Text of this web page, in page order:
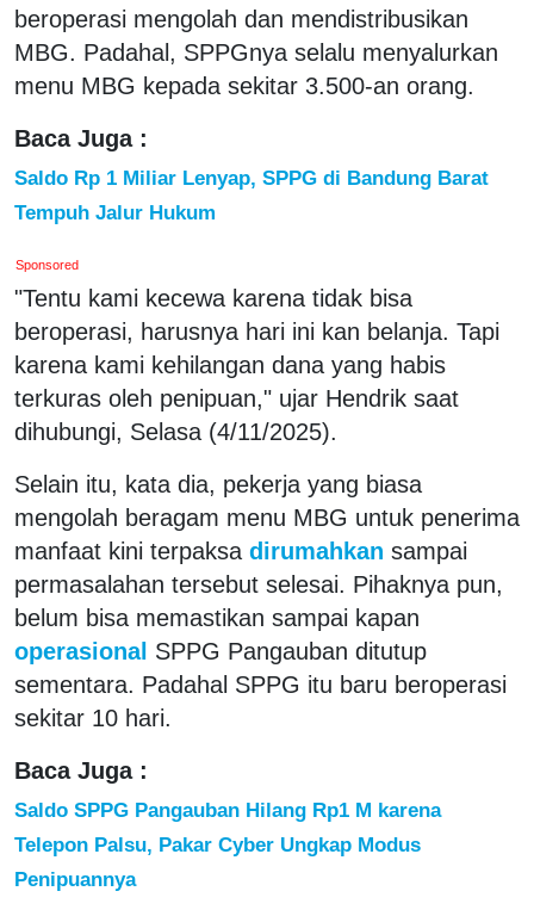
beroperasi mengolah dan mendistribusikan
MBG. Padahal, SPPGnya selalu menyalurkan
menu MBG kepada sekitar 3.500-an orang.
Baca Juga :
Saldo Rp 1 Miliar Lenyap, SPPG di Bandung Barat
Tempuh Jalur Hukum
Sponsored
"Tentu kami kecewa karena tidak bisa
beroperasi, harusnya hari ini kan belanja. Tapi
karena kami kehilangan dana yang habis
terkuras oleh penipuan," ujar Hendrik saat
dihubungi, Selasa (4/11/2025).
Selain itu, kata dia, pekerja yang biasa
mengolah beragam menu MBG untuk penerima
manfaat kini terpaksa dirumahkan sampai
permasalahan tersebut selesai. Pihaknya pun,
belum bisa memastikan sampai kapan
operasional SPPG Pangauban ditutup
sementara. Padahal SPPG itu baru beroperasi
sekitar 10 hari.
Baca Juga :
Saldo SPPG Pangauban Hilang Rp1 M karena
Telepon Palsu, Pakar Cyber Ungkap Modus
Penipuannya